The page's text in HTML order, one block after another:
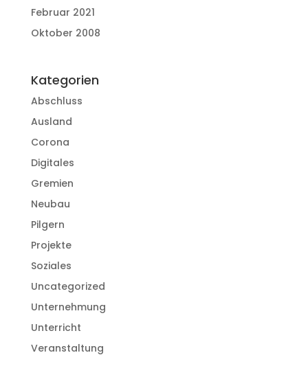
Februar 2021
Oktober 2008
Kategorien
Abschluss
Ausland
Corona
Digitales
Gremien
Neubau
Pilgern
Projekte
Soziales
Uncategorized
Unternehmung
Unterricht
Veranstaltung